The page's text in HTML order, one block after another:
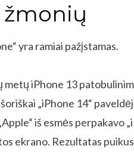
yra ramiai pažįstamas.
metų iPhone 13
„iPhone 14“
iš esmės perpakavo
ekrano. Rezultatas